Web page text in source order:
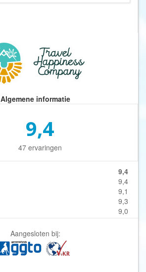
Algemene informatie
9,4
47 ervaringen
9,4
9,4
9,1
9,3
9,0
Aangesloten bij: